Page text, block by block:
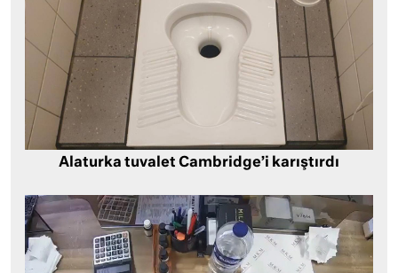
Alaturka tuvalet Cambridge’i karıştırdı